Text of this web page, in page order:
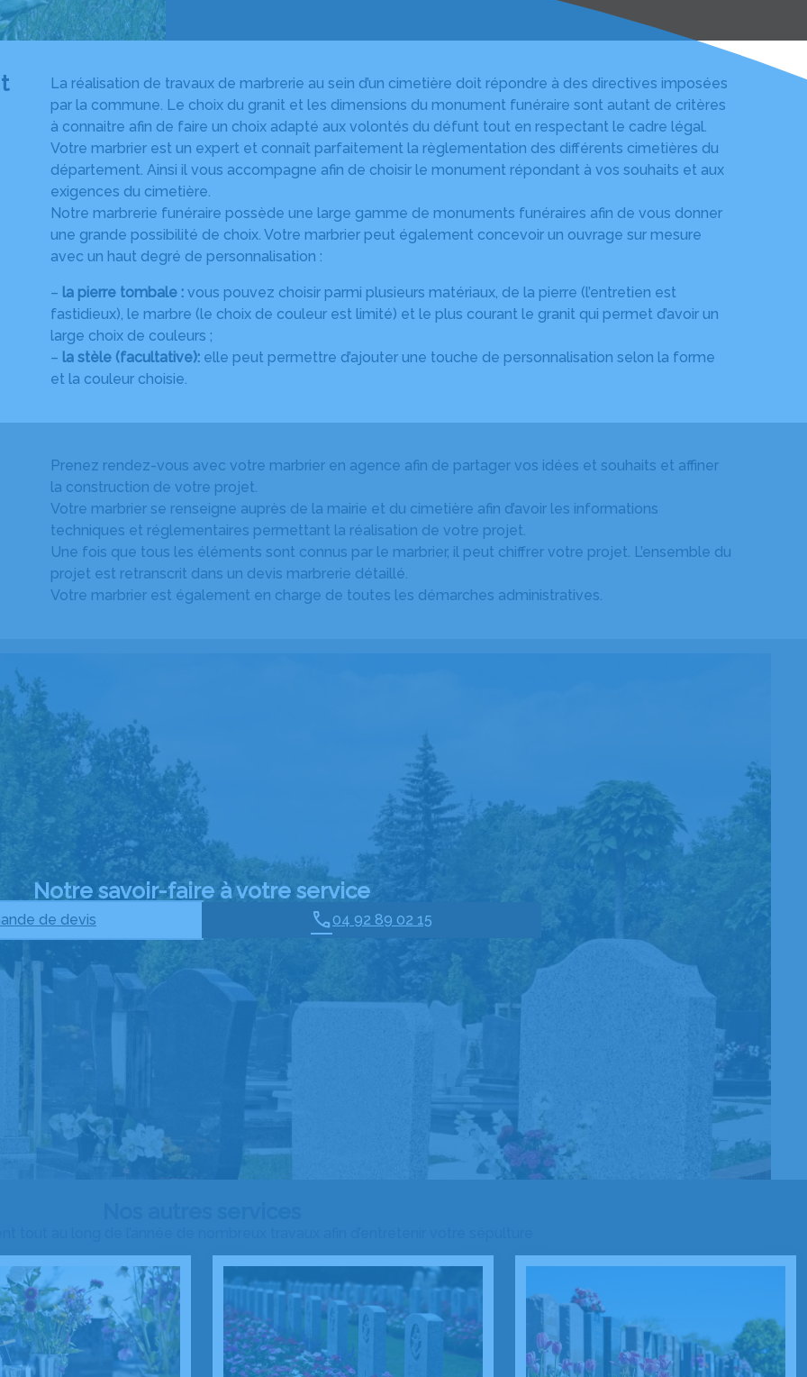
La réalisation de travaux de marbrerie au sein d’un cimetière doit répondre à des directives imposées
par la commune. Le choix du granit et les dimensions du monument funéraire sont autant de critères
à connaitre afin de faire un choix adapté aux volontés du défunt tout en respectant le cadre légal.
Votre marbrier est un expert et connaît parfaitement la règlementation des différents cimetières du
département. Ainsi il vous accompagne afin de choisir le monument répondant à vos souhaits et aux
exigences du cimetière.
Notre marbrerie funéraire possède une large gamme de monuments funéraires afin de vous donner
une grande possibilité de choix. Votre marbrier peut également concevoir un ouvrage sur mesure
avec un haut degré de personnalisation :
– la pierre tombale : vous pouvez choisir parmi plusieurs matériaux, de la pierre (l’entretien est
fastidieux), le marbre (le choix de couleur est limité) et le plus courant le granit qui permet d’avoir un
large choix de couleurs ;
– la stèle (facultative): elle peut permettre d’ajouter une touche de personnalisation selon la forme
et la couleur choisie.
Prenez rendez-vous avec votre marbrier en agence afin de partager vos idées et souhaits et affiner
la construction de votre projet.
Votre marbrier se renseigne auprès de la mairie et du cimetière afin d’avoir les informations
techniques et réglementaires permettant la réalisation de votre projet.
Une fois que tous les éléments sont connus par le marbrier, il peut chiffrer votre projet. L’ensemble du
projet est retranscrit dans un devis marbrerie détaillé.
Votre marbrier est également en charge de toutes les démarches administratives.
Notre savoir-faire à votre service
de devis 04 92 89 02 15